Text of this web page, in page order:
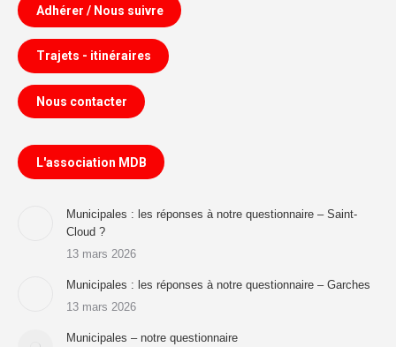
Adhérer / Nous suivre
Trajets - itinéraires
Nous contacter
L'association MDB
Municipales : les réponses à notre questionnaire – Saint-
Cloud ?
13 mars 2026
Municipales : les réponses à notre questionnaire – Garches
13 mars 2026
Municipales – notre questionnaire